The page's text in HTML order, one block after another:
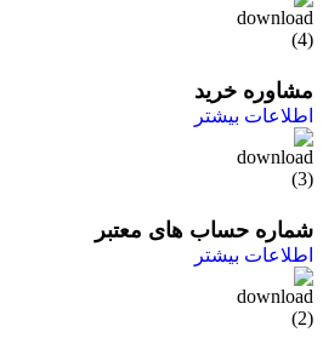
مشاوره خرید
اطلاعات بیشتر
شماره حساب های معتبر
اطلاعات بیشتر